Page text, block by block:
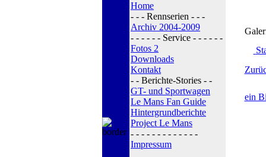
Home
- - - Rennserien - - -
Archiv 2004-2009
- - - - - - Service - - - - - -
Fotos 2
Downloads
Kontakt
- - Berichte-Stories - -
GT- und Sportwagen
Le Mans Fan Guide
Hintergrundberichte
Project Le Mans
- - - - - - - - - - - - -
Impressum
ein